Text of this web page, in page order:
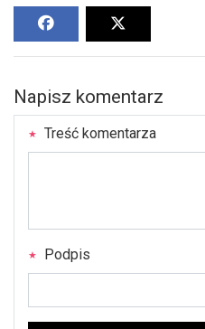
Napisz komentarz
Treść komentarza
Podpis